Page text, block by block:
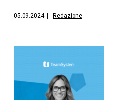
05.09.2024 Redazione